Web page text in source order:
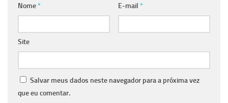
Nome* E-mail *
Site
Salvar meus dados neste navegador para a próxima vez
que eu comentar.